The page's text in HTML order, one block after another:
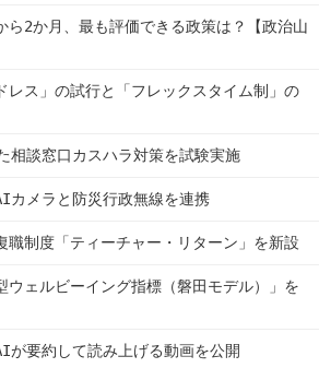
ら2か月、最も評価できる政策は？【政治山
レス」の試行と「フレックスタイム制」の
相談窓口カスハラ対策を試験実施
カメラと防災行政無線を連携
職制度「ティーチャー・リターン」を新設
ウェルビーイング指標（磐田モデル）」を
が要約して読み上げる動画を公開